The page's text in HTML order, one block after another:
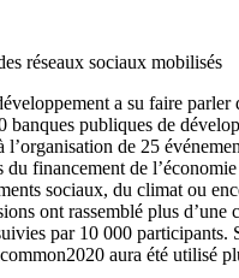
réseaux sociaux mobilisés
a su faire parler
banques publiques de
l’organisation de 25
du financement de
sociaux, du climat ou
ont rassemblé plus d’une
par 10 000 participants.
aura été utilisé